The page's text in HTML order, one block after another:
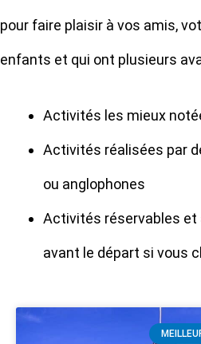
pour faire plaisir à vos amis,
enfants et qui ont plusieurs
Activités les mieux
Activités réalisées par
ou anglophones
Activités réservables et
avant le départ si vous